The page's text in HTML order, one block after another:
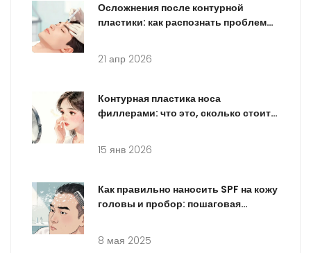
Осложнения после контурной
пластики: как распознать проблемы
21 апр 2026
Контурная пластика носа
филлерами: что это, сколько стоит и
15 янв 2026
Как правильно наносить SPF на кожу
головы и пробор: пошаговая
8 мая 2025